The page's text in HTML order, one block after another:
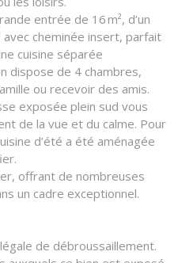
entrée de 16 m², d’un
cheminée insert, parfait
cuisine séparée
dispose de 4 chambres,
ou recevoir des amis.
exposée plein sud vous
de la vue et du calme. Pour
d’été a été aménagée
offrant de nombreuses
un cadre exceptionnel.
de débroussaillement.